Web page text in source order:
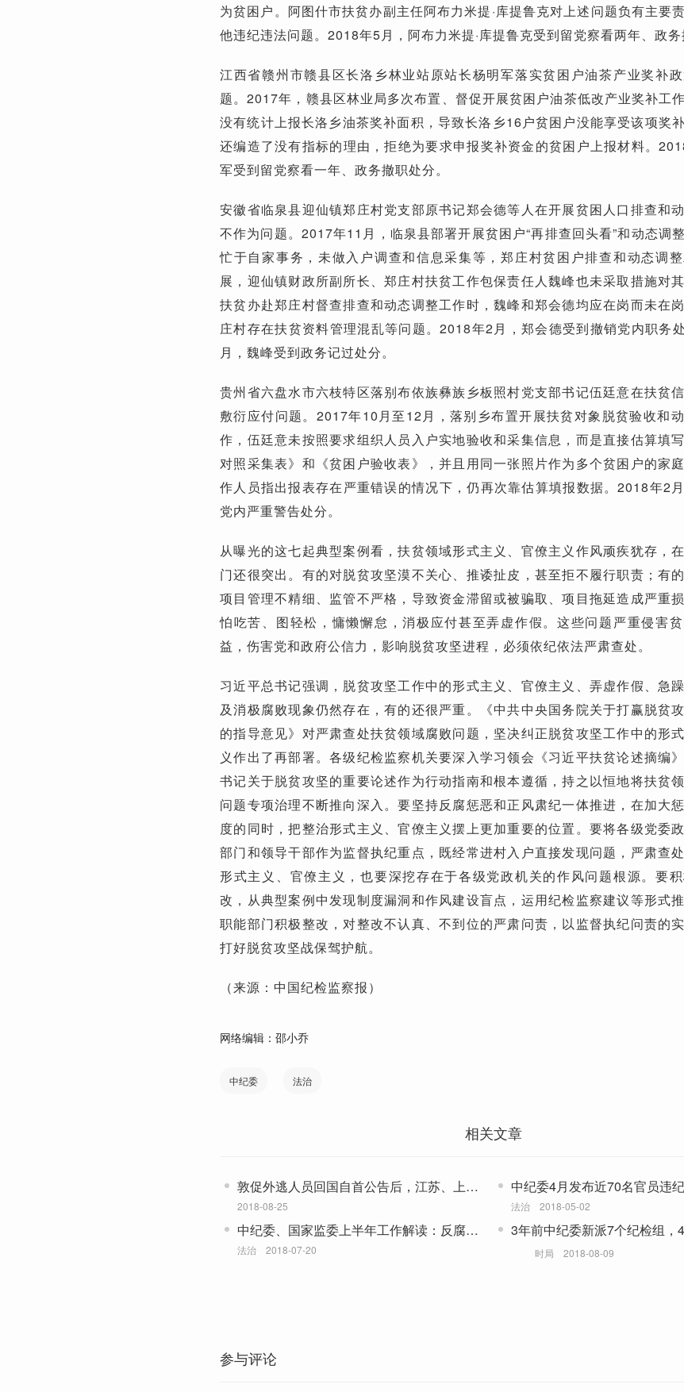
为贫困户。阿图什市扶贫办副主任阿布力米提·库提鲁克对上述问题负有主要
他违纪违法问题。2018年5月，阿布力米提·库提鲁克受到留党察看两年、政务
江西省赣州市赣县区长洛乡林业站原站长杨明军落实贫困户油茶产业奖补
题。2017年，赣县区林业局多次布置、督促开展贫困户油茶低改产业奖补工
没有统计上报长洛乡油茶奖补面积，导致长洛乡16户贫困户没能享受该项奖
还编造了没有指标的理由，拒绝为要求申报奖补资金的贫困户上报材料。
军受到留党察看一年、政务撤职处分。
安徽省临泉县迎仙镇郑庄村党支部原书记郑会德等人在开展贫困人口排查和
不作为问题。2017年11月，临泉县部署开展贫困户“再排查回头看”和动态调
忙于自家事务，未做入户调查和信息采集等，郑庄村贫困户排查和动态调
展，迎仙镇财政所副所长、郑庄村扶贫工作包保责任人魏峰也未采取措施对
扶贫办赴郑庄村督查排查和动态调整工作时，魏峰和郑会德均应在岗而未在
庄村存在扶贫资料管理混乱等问题。2018年2月，郑会德受到撤销党内职务
月，魏峰受到政务记过处分。
贵州省六盘水市六枝特区落别布依族彝族乡板照村党支部书记伍廷意在扶贫
敷衍应付问题。2017年10月至12月，落别乡布置开展扶贫对象脱贫验收和
作，伍廷意未按照要求组织人员入户实地验收和采集信息，而是直接估算填
对照采集表》和《贫困户验收表》，并且用同一张照片作为多个贫困户的家
作人员指出报表存在严重错误的情况下，仍再次靠估算填报数据。2018年2
党内严重警告处分。
从曝光的这七起典型案例看，扶贫领域形式主义、官僚主义作风顽疾犹存，
门还很突出。有的对脱贫攻坚漠不关心、推诿扯皮，甚至拒不履行职责；有
项目管理不精细、监管不严格，导致资金滞留或被骗取、项目拖延造成严重
怕吃苦、图轻松，慵懒懈怠，消极应付甚至弄虚作假。这些问题严重侵害
益，伤害党和政府公信力，影响脱贫攻坚进程，必须依纪依法严肃查处。
习近平总书记强调，脱贫攻坚工作中的形式主义、官僚主义、弄虚作假、急
及消极腐败现象仍然存在，有的还很严重。《中共中央国务院关于打赢脱贫
的指导意见》对严肃查处扶贫领域腐败问题，坚决纠正脱贫攻坚工作中的形
义作出了再部署。各级纪检监察机关要深入学习领会《习近平扶贫论述摘编
书记关于脱贫攻坚的重要论述作为行动指南和根本遵循，持之以恒地将扶贫
问题专项治理不断推向深入。要坚持反腐惩恶和正风肃纪一体推进，在加大
度的同时，把整治形式主义、官僚主义摆上更加重要的位置。要将各级党委
部门和领导干部作为监督执纪重点，既经常进村入户直接发现问题，严肃查
形式主义、官僚主义，也要深挖存在于各级党政机关的作风问题根源。要
改，从典型案例中发现制度漏洞和作风建设盲点，运用纪检监察建议等形式
职能部门积极整改，对整改不认真、不到位的严肃问责，以监督执纪问责的
打好脱贫攻坚战保驾护航。
（来源：中国纪检监察报）
网络编辑：邵小乔
中纪委 法治
相关文章
敦促外逃人员回国自首公告后，江苏、上海
各有一人回国投案
2018-08-25
中纪委4月发布近70名官员违
管干部
法治 2018-05-02
中纪委、国家监委上半年工作解读：反腐更
加精确
法治 2018-07-20
3年前中纪委新派7个纪检组，
已变动
时局 2018-08-09
参与评论